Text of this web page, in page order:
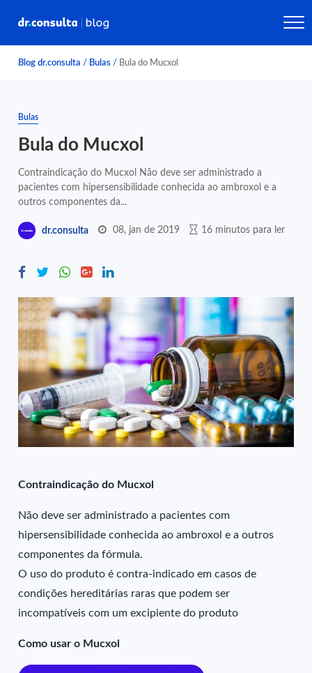
Blog dr.consulta / Bulas / Bula do Mucxol
Bulas
Bula do Mucxol
Contraindicação do Mucxol Não deve ser administrado a
pacientes com hipersensibilidade conhecida ao ambroxol e a
outros componentes da...
dr.consulta 08, jan de 2019 16 minutos para ler
Contraindicação do Mucxol
Não deve ser administrado a pacientes com
hipersensibilidade conhecida ao ambroxol e a outros
componentes da fórmula.
O uso do produto é contra-indicado em casos de
condições hereditárias raras que podem ser
incompatíveis com um excipiente do produto
Como usar o Mucxol